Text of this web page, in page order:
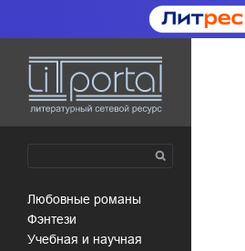
любовные романы
фэнтези
учебная и научная